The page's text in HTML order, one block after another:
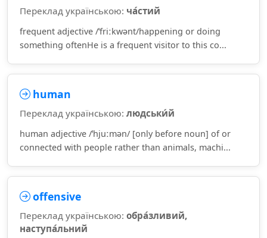
Переклад українською: ча́стий
frequent adjective /ˈfriːkwənt/happening or doing
something oftenHe is a frequent visitor to this co...
human
Переклад українською: людськи́й
human adjective /ˈhjuːmən/ [only before noun] of or
connected with people rather than animals, machi...
offensive
Переклад українською: обра́зливий,
наступа́льний